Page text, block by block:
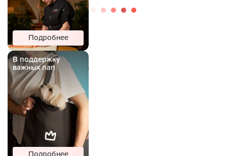
Подробнее
В поддержку
важных лап
Подробнее